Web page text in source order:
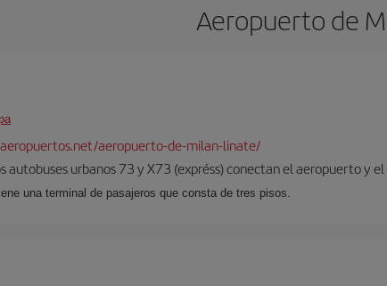
Aeropuerto de
aeropuerto-de-milan-linate/
autobuses urbanos 73 y X73 (expréss) conectan el aeropuerto y
una terminal de pasajeros que consta de tres pisos.